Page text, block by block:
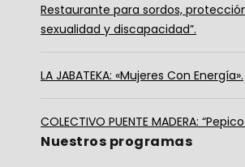
Restaurante para sordos,
sexualidad y discapacidad”.
LA JABATEKA: «Mujeres Con Energía».
COLECTIVO PUENTE MADERA:
Nuestros programas